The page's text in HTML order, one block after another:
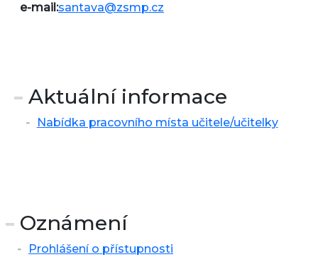
e-mail:santava@zsmp.cz
Aktuální informace
Nabídka pracovního místa učitele/učitelky
Oznámení
Prohlášení o přístupnosti